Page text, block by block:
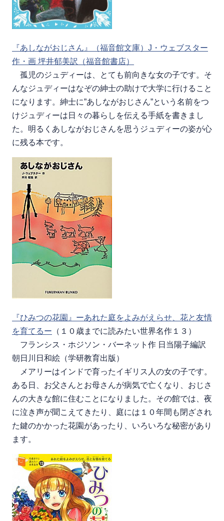
『あしながおじさん』（福音館文庫）J・ウェブスター
作・画 坪井郁美訳（福音館書店）
孤児のジュディーは、とても前向きな女の子です。そ
んなジュディーはなぞの紳士の助けで大学に行けること
になります。紳士に”あしながおじさん”という名前をつ
けジュディーは日々の暮らしを伝える手紙を書きまし
た。明るくあしながおじさんを思うジュディーの姿が心
に残る本です。
『ひみつの花園』ーあれた庭をよみがえらせ、花と友情
を育てるー （１０歳までに読みたい世界名作１３）
フランシス・ホジソン・バーネット作 日当陽子編訳
朝日川日和絵（学研教育出版）
メアリーはインドで育ったイギリス人の女の子です。
ある日、お父さんとお母さんが病気で亡くなり、おじさ
んの大きな館に住むことになりました。その館では、夜
に泣き声が聞こえてきたり、庭には１０年間も閉ざされ
た鍵のかかった花園があったり、いろいろな秘密があり
ます。